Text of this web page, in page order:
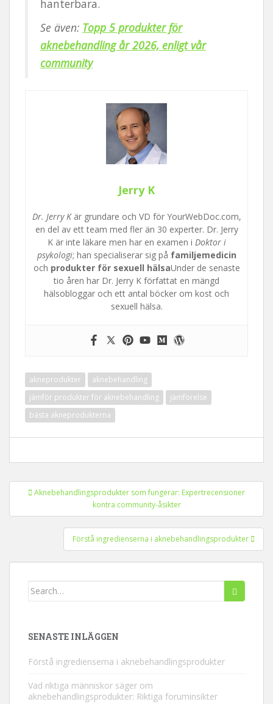
hanterbara.
Se även: Topp 5 produkter för
aknebehandling år 2026, enligt vår
community
Jerry K
Dr. Jerry Kär grundare och VD för YourWebDoc.com,
en del av ett team med fler än 30 experter. Dr. Jerry
K är inte läkare men har en examen i Doktor i
psykologi; han specialiserar sig på familjemedicin
och produkter för sexuell hälsaUnder de senaste
tio åren har Dr. Jerry K författat en mängd
hälsobloggar och ett antal böcker om kost och
sexuell hälsa.
akneprodukter
aknebehandling
jämför produkter för aknebehandling
jämförelse
bästa akneprodukterna
Inläggsnavigering
Aknebehandlingsprodukter som fungerar: Expertrecensioner
kontra community-åsikter
Förstå ingredienserna i aknebehandlingsprodukter
Leta
SENASTE INLÄGGEN
Förstå ingredienserna i aknebehandlingsprodukter
Vad riktiga människor säger om
aknebehandlingsprodukter: Riktiga foruminsikter